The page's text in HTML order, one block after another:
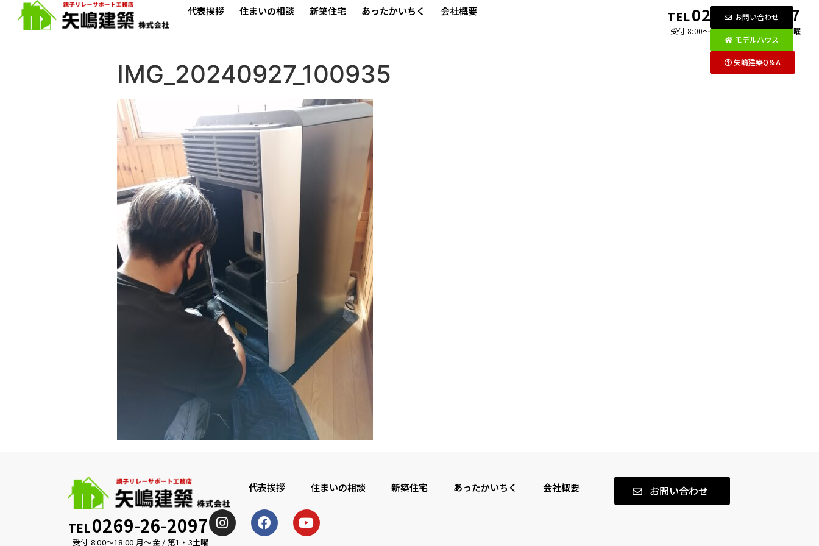
代表挨拶 住まいの相談 新築住宅 あったかいちく 会社概要 TEL0269-26-2097
受付 8:00〜18:00 月〜金 / 第1・3土曜
IMG_20240927_100935
代表挨拶 住まいの相談 新築住宅 あったかいちく 会社概要 お問い合わせ
TEL0269-26-2097
受付 8:00〜18:00 月〜金 / 第1・3土曜
お問い合わせ
モデルハウス
矢嶋建築Q＆A